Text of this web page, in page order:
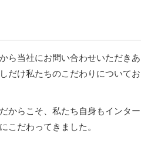
ら当社にお問い合わせいただきあ
だけ私たちのこだわりについてお
からこそ、私たち自身もインター
こだわってきました。